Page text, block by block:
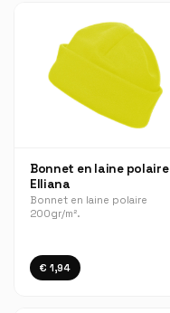
Bonnet en laine polaire
Elliana
Bonnet en laine polaire
200gr/m².
€ 1,94